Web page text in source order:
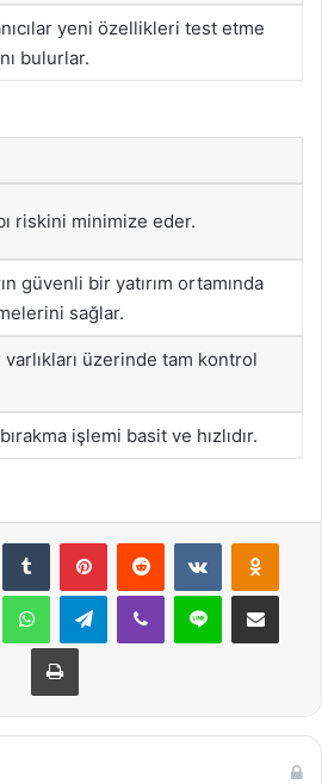
yeni özellikleri test etme
bulurlar.
riskini minimize eder.
güvenli bir yatırım ortamında
sağlar.
varlıkları üzerinde tam kontrol
işlemi basit ve hızlıdır.
Tumblr PinterestReddit VKontakte
WhatsAppTelegramViber Line E-Posta ile
Yazdır